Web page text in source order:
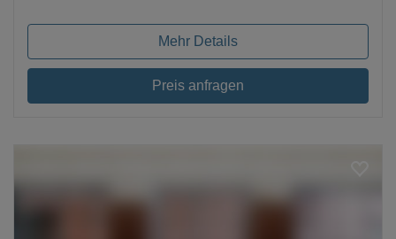
Mehr Details
Preis anfragen